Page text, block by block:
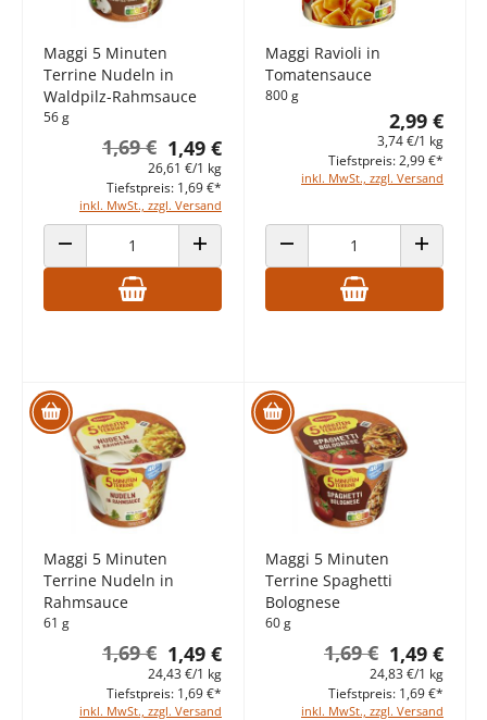
Maggi 5 Minuten
Terrine Nudeln in
Waldpilz-Rahmsauce
56 g
1,49 €
1,69 €
26,61 €/1 kg
inkl. MwSt., zzgl. Versand
Tiefstpreis: 1,69 €*
ANZAHL VERRINGERN ANZAHL ERHÖHEN
Maggi Ravioli in
Tomatensauce
800 g
2,99 €
3,74 €/1 kg
inkl. MwSt., zzgl. Versand
Tiefstpreis: 2,99 €*
ANZAHL VERRINGERN ANZAHL
Maggi 5 Minuten
Terrine Nudeln in
Rahmsauce
61 g
1,49 €
1,69 €
24,43 €/1 kg
inkl. MwSt., zzgl. Versand
Tiefstpreis: 1,69 €*
Maggi 5 Minuten
Terrine Spaghetti
Bolognese
60 g
1,49 €
1,69 €
24,83 €/1 kg
inkl. MwSt., zzgl. Versand
Tiefstpreis: 1,69 €*